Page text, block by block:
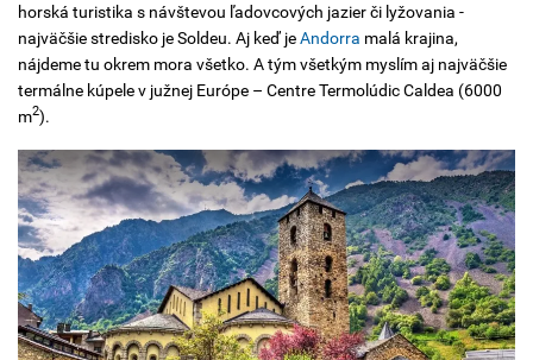
horská turistika s návštevou ľadovcových jazier či lyžovania -
najväčšie stredisko je Soldeu. Aj keď jeAndorra malá krajina,
nájdeme tu okrem mora všetko. A tým všetkým myslím aj najväčšie
termálne kúpele v južnej Európe – Centre Termolúdic Caldea (6000
m2).